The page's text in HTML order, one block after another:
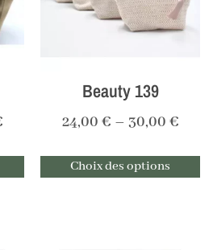
Beauty 139
24,00 € – 30,00 €
Choix des options